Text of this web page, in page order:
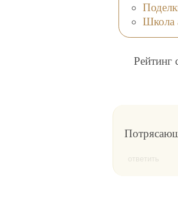
Школа
Рейтинг
ответить